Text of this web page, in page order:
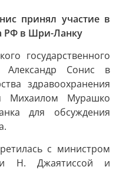
принял участие в
РФ в Шри-Ланку
государственного
Александр Сонис в
здравоохранения
Мурашко
для обсуждения
с министром
Н. Джаятиссой и